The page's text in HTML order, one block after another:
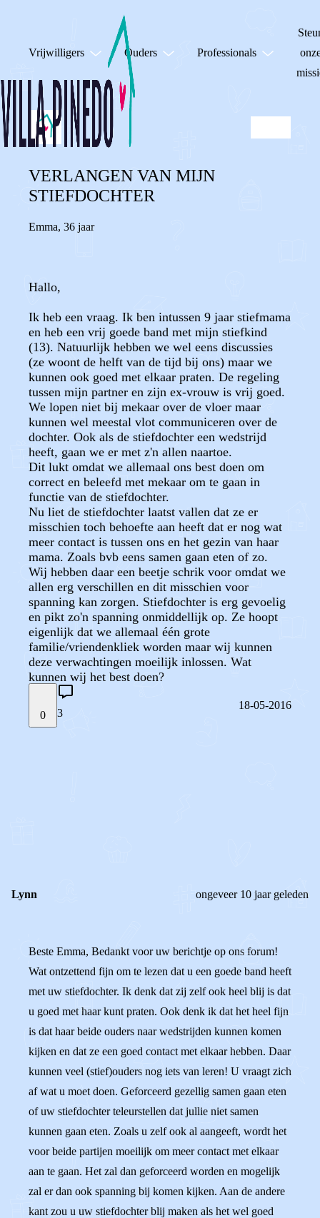
Vrijwilligers Ouders Professionals
VERLANGEN VAN MIJN
STIEFDOCHTER
Emma, 36 jaar
Hallo,
Ik heb een vraag. Ik ben intussen 9 jaar stiefmama
en heb een vrij goede band met mijn stiefkind
(13). Natuurlijk hebben we wel eens discussies
(ze woont de helft van de tijd bij ons) maar we
kunnen ook goed met elkaar praten. De regeling
tussen mijn partner en zijn ex-vrouw is vrij goed.
We lopen niet bij mekaar over de vloer maar
kunnen wel meestal vlot communiceren over de
dochter. Ook als de stiefdochter een wedstrijd
heeft, gaan we er met z'n allen naartoe.
Dit lukt omdat we allemaal ons best doen om
correct en beleefd met mekaar om te gaan in
functie van de stiefdochter.
Nu liet de stiefdochter laatst vallen dat ze er
misschien toch behoefte aan heeft dat er nog wat
meer contact is tussen ons en het gezin van haar
mama. Zoals bvb eens samen gaan eten of zo.
Wij hebben daar een beetje schrik voor omdat we
allen erg verschillen en dit misschien voor
spanning kan zorgen. Stiefdochter is erg gevoelig
en pikt zo'n spanning onmiddellijk op. Ze hoopt
eigenlijk dat we allemaal één grote
familie/vriendenkliek worden maar wij kunnen
deze verwachtingen moeilijk inlossen. Wat
kunnen wij het best doen?
0 3
18-05-2016
Lynn ongeveer 10 jaar geleden
Beste Emma, Bedankt voor uw berichtje op ons forum!
Wat ontzettend fijn om te lezen dat u een goede band heeft
met uw stiefdochter. Ik denk dat zij zelf ook heel blij is dat
u goed met haar kunt praten. Ook denk ik dat het heel fijn
is dat haar beide ouders naar wedstrijden kunnen komen
kijken en dat ze een goed contact met elkaar hebben. Daar
kunnen veel (stief)ouders nog iets van leren! U vraagt zich
af wat u moet doen. Geforceerd gezellig samen gaan eten
of uw stiefdochter teleurstellen dat jullie niet samen
kunnen gaan eten. Zoals u zelf ook al aangeeft, wordt het
voor beide partijen moeilijk om meer contact met elkaar
aan te gaan. Het zal dan geforceerd worden en mogelijk
zal er dan ook spanning bij komen kijken. Aan de andere
kant zou u uw stiefdochter blij maken als het wel goed